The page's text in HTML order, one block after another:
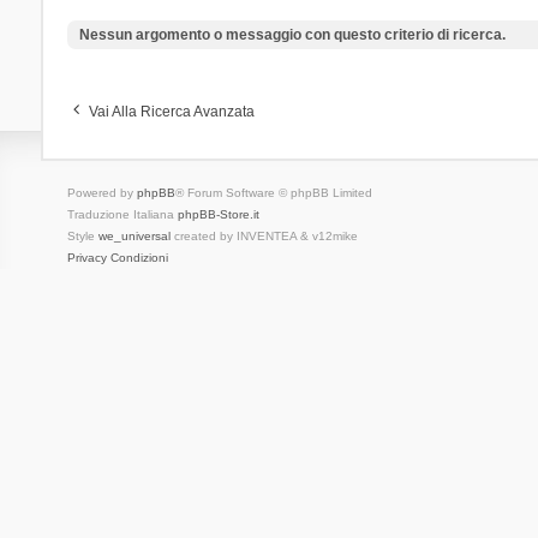
Nessun argomento o messaggio con questo criterio di ricerca.
Vai Alla Ricerca Avanzata
Powered by phpBB® Forum Software © phpBB Limited
Traduzione Italiana phpBB-Store.it
Style we_universalcreated by INVENTEA & v12mike
Privacy Condizioni